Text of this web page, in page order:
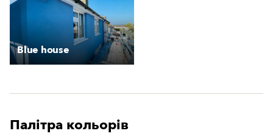
Blue house
Палітра кольорів